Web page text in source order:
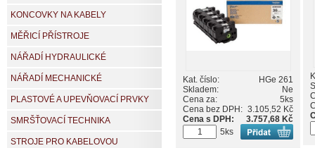
Kat. číslo:
HGe 261
Skladem:
Ne
Cena za:
5ks
Cena bez DPH: 3.105,52 Kč
Cena s DPH:
3.757,68 Kč
5ks
KONCOVKY NA KABELY
MĚŘICÍ PŘÍSTROJE
NÁŘADÍ HYDRAULICKÉ
NÁŘADÍ MECHANICKÉ
PLASTOVÉ A UPEVŇOVACÍ PRVKY
SMRŠŤOVACÍ TECHNIKA
STROJE PRO KABELOVOU